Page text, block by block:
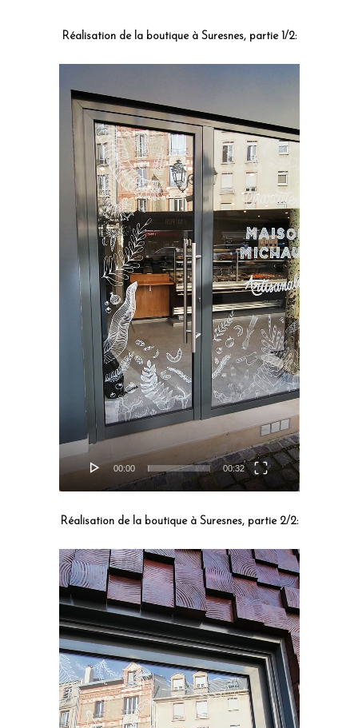
Réalisation de la boutique à Suresnes, partie 1/2:
vidéo
00:00 00:32
Réalisation de la boutique à Suresnes, partie 2/2:
Lecteur
vidéo